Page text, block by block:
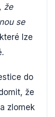
že
se
lze
do
že
zlomek